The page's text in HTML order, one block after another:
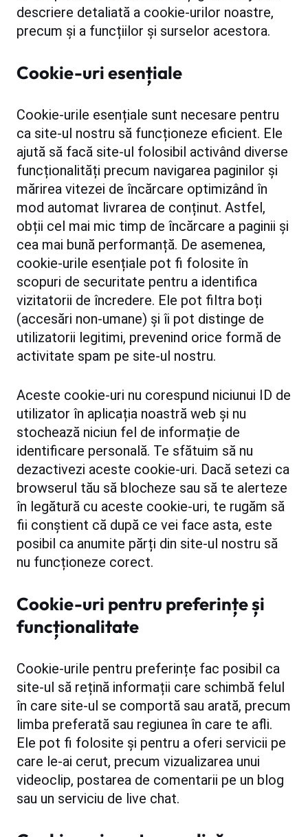
descriere detaliată a cookie-urilor noastre,
precum și a funcțiilor și surselor acestora.
Cookie-uri esențiale
Cookie-urile esențiale sunt necesare pentru
ca site-ul nostru să funcționeze eficient. Ele
ajută să facă site-ul folosibil activând diverse
funcționalități precum navigarea paginilor și
mărirea vitezei de încărcare optimizând în
mod automat livrarea de conținut. Astfel,
obții cel mai mic timp de încărcare a paginii și
cea mai bună performanță. De asemenea,
cookie-urile esențiale pot fi folosite în
scopuri de securitate pentru a identifica
vizitatorii de încredere. Ele pot filtra boți
(accesări non-umane) și îi pot distinge de
utilizatorii legitimi, prevenind orice formă de
activitate spam pe site-ul nostru.
Aceste cookie-uri nu corespund niciunui ID de
utilizator în aplicația noastră web și nu
stochează niciun fel de informație de
identificare personală. Te sfătuim să nu
dezactivezi aceste cookie-uri. Dacă setezi ca
browserul tău să blocheze sau să te alerteze
în legătură cu aceste cookie-uri, te rugăm să
fii conștient că după ce vei face asta, este
posibil ca anumite părți din site-ul nostru să
nu funcționeze corect.
Cookie-uri pentru preferințe și
funcționalitate
Cookie-urile pentru preferințe fac posibil ca
site-ul să rețină informații care schimbă felul
în care site-ul se comportă sau arată, precum
limba preferată sau regiunea în care te afli.
Ele pot fi folosite și pentru a oferi servicii pe
care le-ai cerut, precum vizualizarea unui
videoclip, postarea de comentarii pe un blog
sau un serviciu de live chat.